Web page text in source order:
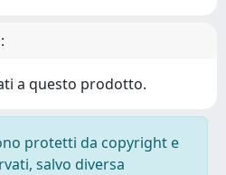
a questo prodotto.
protetti da copyright e
salvo diversa